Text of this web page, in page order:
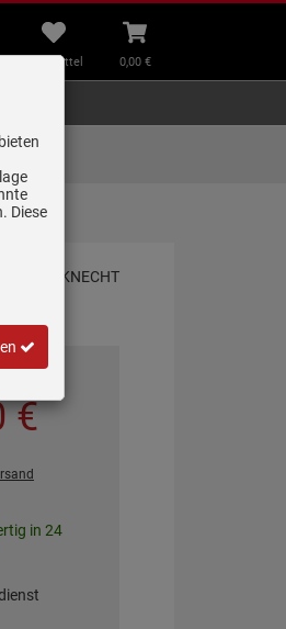
Merkzettel
aufklappen
Merkzettel
Warenkorb
aufklappen
0,00 €
zum
€
in 24
Diese